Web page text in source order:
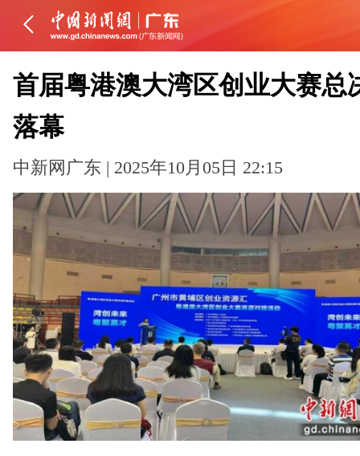
首届粤港澳大湾区创业大赛总
落幕
中新网广东 | 2025年10月05日 22:15